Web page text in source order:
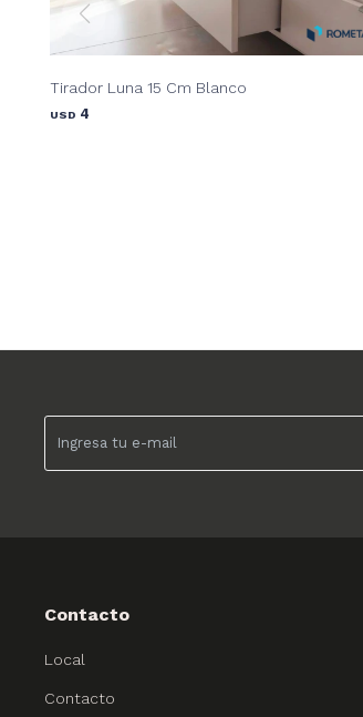
Tirador Luna 15 Cm Blanco
USD 4
Contacto
Local
Contacto